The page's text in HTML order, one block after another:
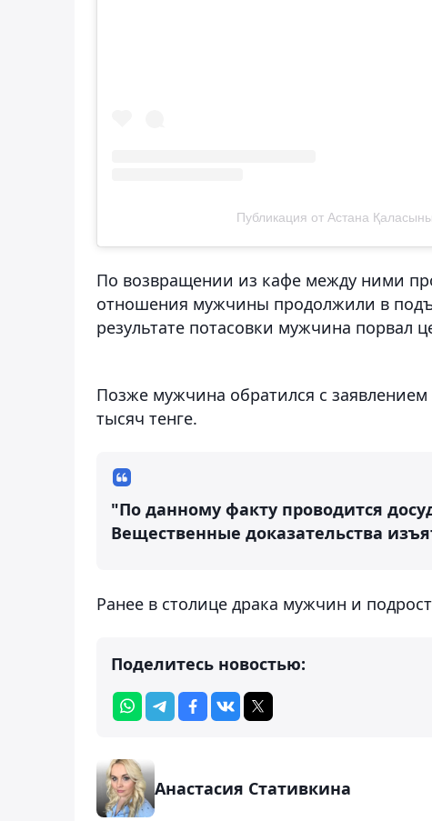
Публикация от Астана
По возвращении из кафе между ними
отношения мужчины продолжили в
результате потасовки мужчина порвал
Позже мужчина обратился с
тысяч тенге.
"По данному факту проводится
Вещественные доказательства
Ранее в столице драка мужчин и
Поделитесь новостью:
Анастасия Стативкина